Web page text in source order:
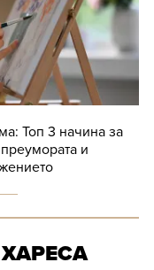
Топ 3 начина за
и